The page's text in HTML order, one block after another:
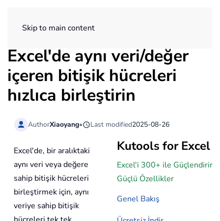
Skip to main content
Excel'de aynı veri/değer
içeren bitişik hücreleri
hızlıca birleştirin
AuthorXiaoyang• Last modified2025-08-26
Kutools for Excel
Excel'i 300+ ile Güçlendirir
Güçlü Özellikler
Genel Bakış
Excel'de, bir aralıktaki
aynı veri veya değere
sahip bitişik hücreleri
birleştirmek için, aynı
veriye sahip bitişik